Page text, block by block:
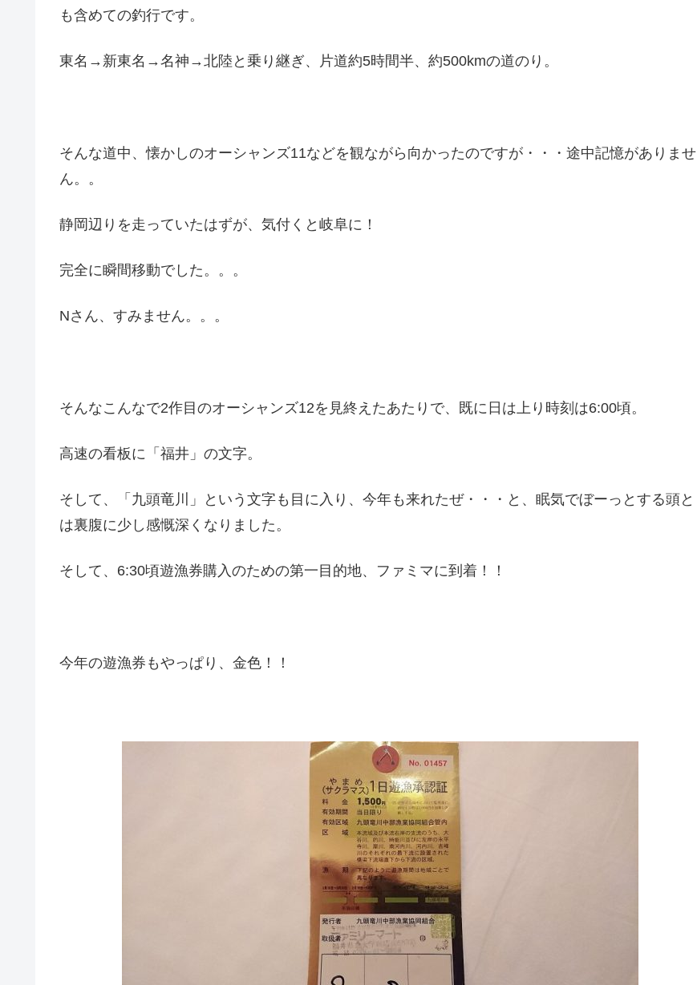
も含めての釣行です。
東名→新東名→名神→北陸と乗り継ぎ、片道約5時間半、約500kmの道のり。
そんな道中、懐かしのオーシャンズ11などを観ながら向かったのですが・・・途中記憶がありませ
ん。。
静岡辺りを走っていたはずが、気付くと岐阜に！
完全に瞬間移動でした。。。
Nさん、すみません。。。
そんなこんなで2作目のオーシャンズ12を見終えたあたりで、既に日は上り時刻は6:00頃。
高速の看板に「福井」の文字。
そして、「九頭竜川」という文字も目に入り、今年も来れたぜ・・・と、眠気でぼーっとする頭と
は裏腹に少し感慨深くなりました。
そして、6:30頃遊漁券購入のための第一目的地、ファミマに到着！！
今年の遊漁券もやっぱり、金色！！